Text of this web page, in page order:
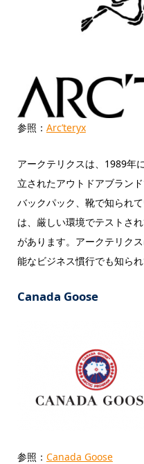
参照： Arc’teryx
アークテリクスは、1989年
立されたアウトドアブラン
バックパック、靴で知られ
は、厳しい環境でテストさ
があります。アークテリク
能なビジネス慣行でも知られ
Canada Goose
参照： Canada Goose